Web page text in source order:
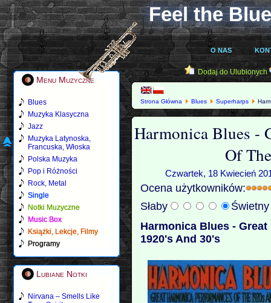
Feel the
O NAS
Menu Muzyczne
Blues
Muzyka Klasyczna
Jazz
Muzyka Latynoska,
Francuska, Włoska
Polska Muzyka
Pop i Różności
Rock, Metal
Single
Notki Muzyczne
Music Box
Książki, Lekcje, Filmy
Programy
Lubiane Notki
Nirvana – Smells Like
Dodaj do Ulubionych
Strona Główna Blues Superharps
Harmonica Blues -
Of
Czwartek, 18 Kwiecień
Ocena użytkowników:
Słaby
Harmonica Blues -
1920's And 30's